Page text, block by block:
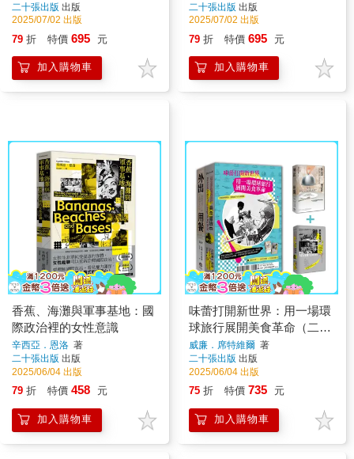
二十張出版 出版
2025/07/02 出版
79 折 特價 695 元
加入購物車
二十張出版 出版
2025/07/02 出版
79 折 特價 695 元
加入購物車
香蕉、海灘與軍事基地：國
際政治裡的女性意識
辛西亞．恩洛 著
二十張出版 出版
2025/06/04 出版
79 折 特價 458 元
加入購物車
味蕾打開新世界：用一場環
球旅行展開美食革命（二冊
套書：外出用餐＋美食冒險
中）
威廉．席特維爾 著
二十張出版 出版
2025/06/04 出版
75 折 特價 735 元
加入購物車